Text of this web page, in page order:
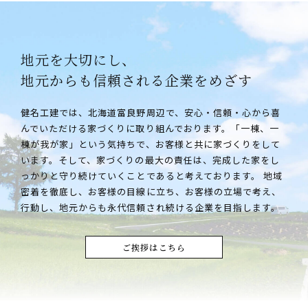
地元を大切にし、
地元からも信頼される企業をめざす
健名工建では、北海道富良野周辺で、安心・信頼・心から喜
んでいただける家づくりに取り組んでおります。「一棟、一
棟が我が家」という気持ちで、お客様と共に家づくりをして
います。そして、家づくりの最大の責任は、完成した家をし
っかりと守り続けていくことであると考えております。 地域
密着を徹底し、お客様の目線に立ち、お客様の立場で考え、
行動し、地元からも永代信頼され続ける企業を目指します。
ご挨拶はこちら